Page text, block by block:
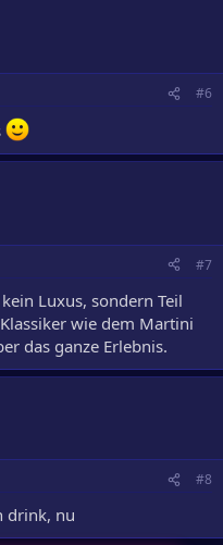
#6
#7
Luxus, sondern Teil
wie dem Martini
das ganze Erlebnis.
#8
drink, nu